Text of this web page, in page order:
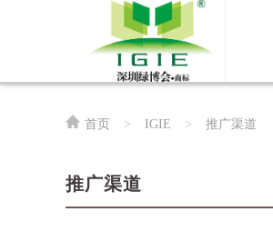
首页 > IGIE > 推广渠道
推广渠道